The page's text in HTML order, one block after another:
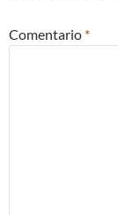
Comentario *